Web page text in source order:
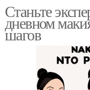
Станьте
дневном
шагов